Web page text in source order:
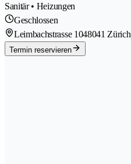
Sanitär • Heizungen
Geschlossen
Leimbachstrasse 1048041 Zürich
Termin reservieren